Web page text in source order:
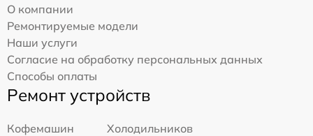
О компании
Ремонтируемые модели
Наши услуги
Согласие на обработку персональных данных
Способы оплаты
Ремонт устройств
Кофемашин
Холодильников